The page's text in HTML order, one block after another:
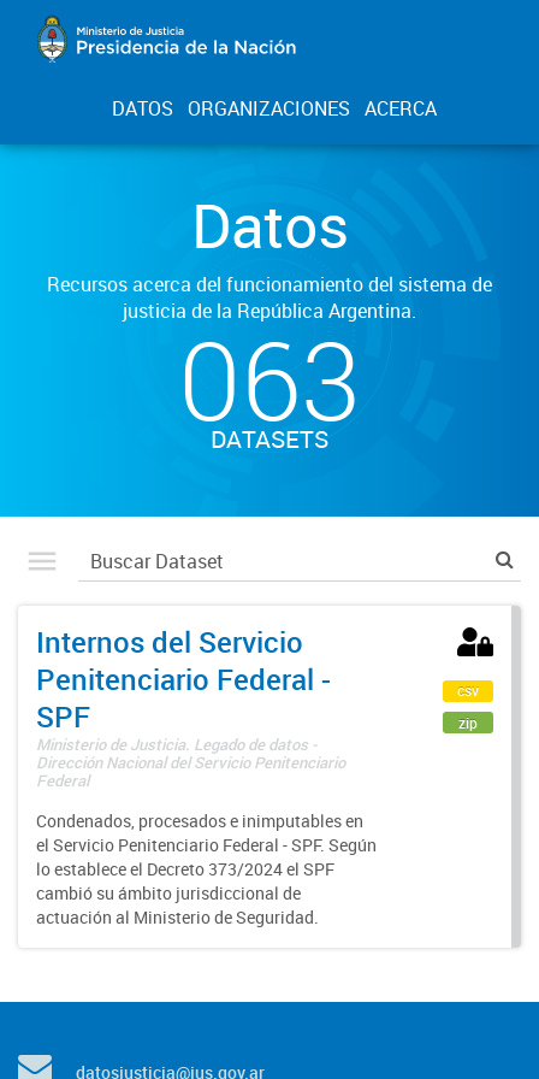
DATOS ORGANIZACIONES ACERCA
Datos
Recursos acerca del funcionamiento del sistema de
justicia de la República Argentina.
063
DATASETS
Internos del Servicio
Penitenciario Federal -
SPF
Ministerio de Justicia. Legado de datos -
Dirección Nacional del Servicio Penitenciario
Federal
Condenados, procesados e inimputables en
el Servicio Penitenciario Federal - SPF. Según
lo establece el Decreto 373/2024 el SPF
cambió su ámbito jurisdiccional de
actuación al Ministerio de Seguridad.
csv
zip
datosjusticia@jus.gov.ar